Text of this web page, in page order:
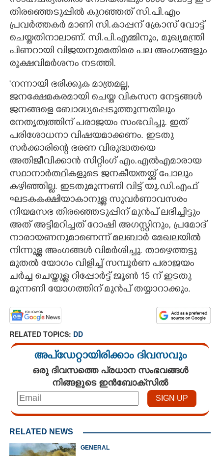
തിരഞ്ഞെടുപ്പിൽ കുറഞ്ഞത് സി.പി.എം
പ്രവർത്തകർ മാണി സി.കാപ്പന് ക്രോസ് വോട്ട്
ചെയ്തതിനാലാണ്. സി.പി.എമ്മിനും, മുഖ്യമന്ത്രി
പിണറായി വിജയനുമെതിരെ പല അംഗങ്ങളും
രൂക്ഷവിമർശനം നടത്തി.
'നന്നായി ഭരിക്കുക മാത്രമല്ല,
ജനക്ഷേമകരമായി ചെയ്ത വികസന നേട്ടങ്ങൾ
ജനങ്ങളെ ബോദ്ധ്യപ്പെടുത്തുന്നതിലും
നേതൃത്വത്തിന് പരാജയം സംഭവിച്ചു. ഇത്
പരിശോധനാ വിഷയമാക്കണം. ഇടതു
സർക്കാരിന്റെ ഭരണ വിരുദ്ധതയെ
അതിജീവിക്കാൻ സിറ്റിംഗ് എം.എൽഎമാരായ
സ്ഥാനാർത്ഥികളുടെ ജനകീയതയ്ക്ക് പോലും
കഴിഞ്ഞില്ല. ഇടതുമുന്നണി വിട്ട് യു.ഡി.എഫ്
ഘടകകക്ഷിയാകാനുള്ള സുവർണാവസരം
നിയമസഭ തിരഞ്ഞെടുപ്പിന് മുൻപ് ലഭിച്ചിട്ടും
അത് അട്ടിമറിച്ചത് റോഷി അഗസ്റ്റിനും, പ്രമോദ്
നാരായണനുമാണെന്ന് മലബാർ മേഖലയിൽ
നിന്നുള്ള അംഗങ്ങൾ വിമർശിച്ചു. താഴെത്തട്ടു
മുതൽ യോഗം വിളിച്ച് സമ്പൂർണ പരാജയം
ചർച്ച ചെയ്തുള്ള റിപ്പോർട്ട് ജൂൺ 15 ന് ഇടതു
മുന്നണി യോഗത്തിന് മുൻപ് തയ്യാറാക്കും.
RELATED TOPICS: DD
അപ്ഡേറ്റായിരിക്കാം ദിവസവും
ഒരു ദിവസത്തെ പ്രധാന സംഭവങ്ങൾ
നിങ്ങളുടെ ഇൻബോക്സിൽ
RELATED NEWS
GENERAL